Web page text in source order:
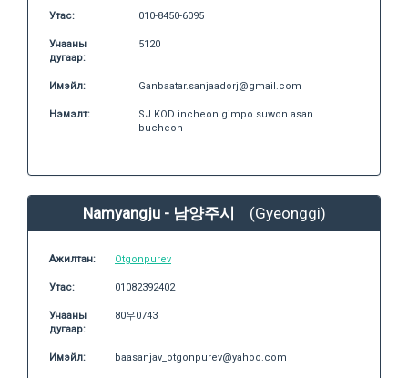
Утас: 010-8450-6095
Унааны
дугаар:
5120
Имэйл: Ganbaatar.sanjaadorj@gmail.com
Нэмэлт:
SJ KOD incheon gimpo suwon asan
bucheon
Namyangju - 남양주시 (Gyeonggi)
Ажилтан: Otgonpurev
Утас: 01082392402
Унааны
дугаар:
80우0743
Имэйл: baasanjav_otgonpurev@yahoo.com